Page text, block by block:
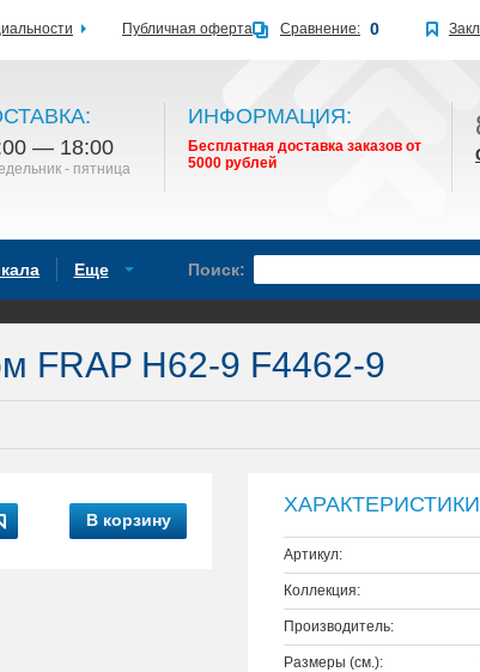
— 18:00
- пятница
ИНФОРМАЦИЯ:
Бесплатная доставка заказов от
5000 рублей
Еще Поиск:
FRAP H62-9 F4462-9
В корзину
ХАРАКТЕРИСТИКИ
Артикул:
Коллекция:
Производитель:
Размеры (см.):
Публичная оферта Сравнение: 0